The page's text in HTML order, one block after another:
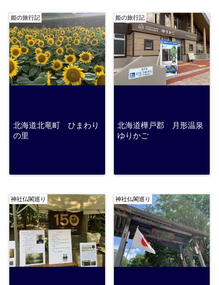
姫の旅行記
北海道北竜町 ひまわり
の里
姫の旅行記
北海道樺戸郡 月形温泉
ゆりかご
神社仏閣巡り 神社仏閣巡り